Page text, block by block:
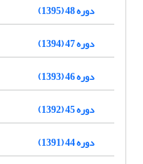
دوره 48 (1395)
دوره 47 (1394)
دوره 46 (1393)
دوره 45 (1392)
دوره 44 (1391)